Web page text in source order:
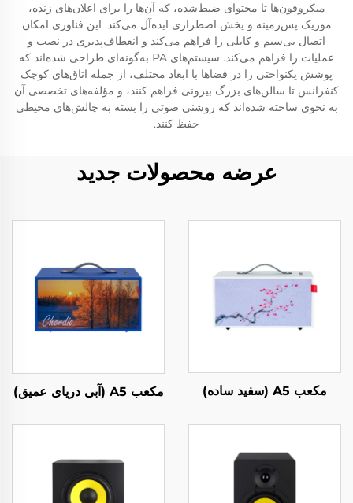
میکروفون‌ها تا محتوای ضبط‌شده، که آن‌ها را برای اعلان‌های زنده،
موزیک پس‌زمینه و پخش اضطراری ایده‌آل می‌کند. این فناوری امکان
اتصال بی‌سیم و کابلی را فراهم می‌کند و انعطاف‌پذیری در نصب و
عملیات را فراهم می‌کند. سیستم‌های PA به‌گونه‌ای طراحی شده‌اند که
پوشش یکنواختی را در فضاها با ابعاد مختلف، از جمله اتاق‌های کوچک
کنفرانس تا سالن‌های بزرگ بیرونی فراهم کنند، و مؤلفه‌های تخصصی آن
به نحوی ساخته شده‌اند که روشنی صوتی را بسته به چالش‌های محیطی
حفظ کنند.
عرضه محصولات جدید
مکعب A5 (سفید ساده) مکعب A5 (آبی دریای عمیق)